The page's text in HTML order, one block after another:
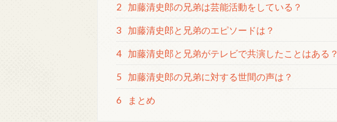
2 加藤清史郎の兄弟は芸能活動をしている？
3 加藤清史郎と兄弟のエピソードは？
4 加藤清史郎と兄弟がテレビで共演したことはある？
5 加藤清史郎の兄弟に対する世間の声は？
6 まとめ